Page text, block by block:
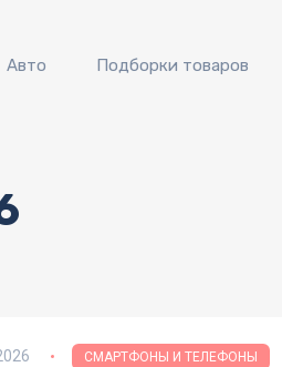
Авто Подборки товаров
СМАРТФОНЫ И ТЕЛЕФОНЫ